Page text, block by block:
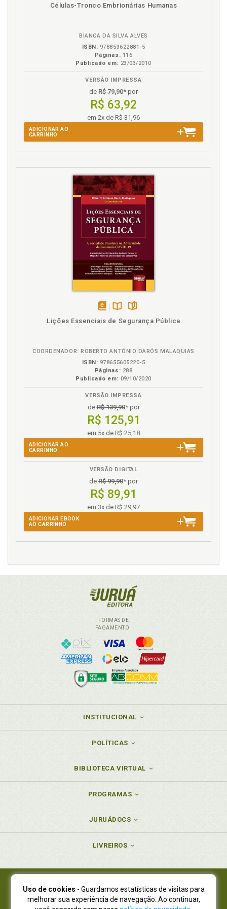
Publicidade enganosa. Tipicidade objetiva, p. 118
Relações sociais. Considerações da influência da
publicidade no ser humano e nas relações sociais, p.
Sanção penal, p. 205
publicidade no ser humano e nas relações sociais, p.
Tipicidade subjetiva, p. 155
Células-Tronco Embrionárias Humanas
BIANCA DA SILVA ALVES
ISBN: 978853622881-5
Páginas: 116
Publicado em: 23/03/2010
VERSÃO IMPRESSA
de R$ 79,90* por
R$ 63,92
em 2x de R$ 31,96
ADICIONAR AO
CARRINHO
Lições Essenciais de Segurança Pública
COORDENADOR: ROBERTO ANTÔNIO DARÓS MALAQUIAS
ISBN: 978655605220-5
Páginas: 288
Publicado em: 09/10/2020
VERSÃO IMPRESSA
deR$ 139,90* por
R$ 125,91
em 5x de R$ 25,18
ADICIONAR AO
CARRINHO
VERSÃO DIGITAL
de R$ 99,90* por
R$ 89,91
em 3x de R$ 29,97
ADICIONAR EBOOK
AO CARRINHO
FORMAS DE
PAGAMENTO
INSTITUCIONAL
POLÍTICAS
BIBLIOTECA VIRTUAL
PROGRAMAS
JURUÁDOCS
LIVREIROS
Juruá Editora Ltda., CNPJ 77.535.508/0001-19
Juruá Informática Ltda., CNPJ 01.701.561/0001-80
Uso de cookies - Guardamos estatísticas de visitas para
melhorar sua experiência de navegação. Ao continuar,